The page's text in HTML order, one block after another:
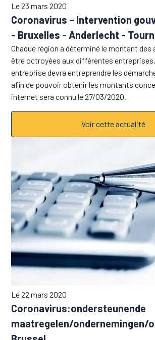
Le 23 mars 2020
Coronavirus – Intervention
- Bruxelles - Anderlecht -
Chaque région a déterminé le montant des
être octroyées aux différentes
entreprise devra entreprendre les
afin de pouvoir obtenir les montants
internet sera connu le 27/03/2020.
Voir cette actualité
Le 22 mars 2020
Coronavirus:ondersteunende
maatregelen/ondernemingen/